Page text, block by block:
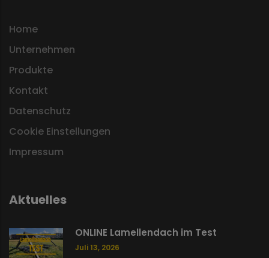
Home
Unternehmen
Produkte
Kontakt
Datenschutz
Cookie Einstellungen
Impressum
Aktuelles
ONLINE Lamellendach im Test
Juli 13, 2026